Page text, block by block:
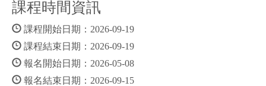
課程時間資訊
課程開始日期：2026-09-19
課程結束日期：2026-09-19
報名開始日期：2026-05-08
報名結束日期：2026-09-15